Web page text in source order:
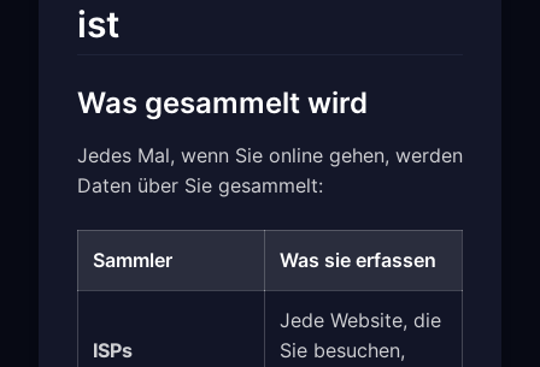
ist
Was gesammelt wird
Jedes Mal, wenn Sie online gehen, werden
Daten über Sie gesammelt:
Sammler Was sie erfassen
ISPs
Jede Website, die
Sie besuchen,